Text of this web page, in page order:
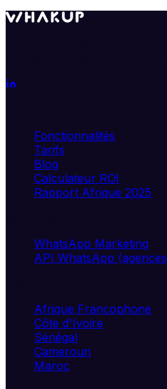
Fonctionnalités
Tarifs
Blog
Calculateur ROI
Rapport Afrique 2025
WhatsApp Marketing
API WhatsApp
Afrique Francophone
Côte d'Ivoire
Sénégal
Cameroun
Maroc